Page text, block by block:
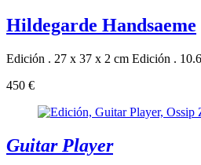
Hildegarde Handsaeme
Edición . 27 x 37 x 2 cm Edición .
450 €
Guitar Player